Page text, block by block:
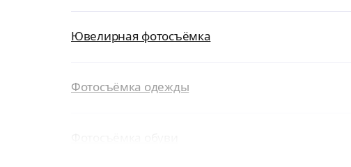
Ювелирная фотосъёмка
Фотосъёмка одежды